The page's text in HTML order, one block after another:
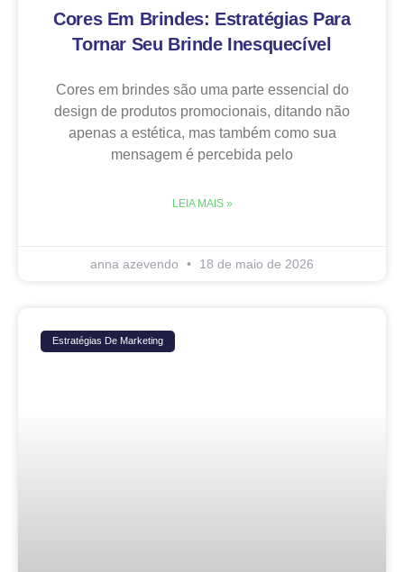
Cores Em Brindes: Estratégias Para
Tornar Seu Brinde Inesquecível
Cores em brindes são uma parte essencial do
design de produtos promocionais, ditando não
apenas a estética, mas também como sua
mensagem é percebida pelo
LEIA MAIS »
anna azevendo 18 de maio de 2026
Estratégias De Marketing